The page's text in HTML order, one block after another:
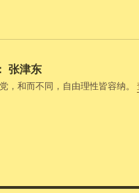
张津东
，和而不同，自由理性皆容纳。